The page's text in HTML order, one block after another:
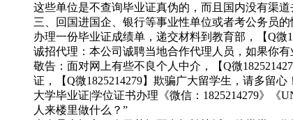
这些单位是不查询毕业证真伪的，而且国内没有渠
三、回国进国企、银行等事业性单位或者考公务员的
办理一份毕业证成绩单，递交材料到教育部，【Q微
诚招代理：本公司诚聘当地合作代理人员，如果你有
敬告：面对网上有些不良个人中介，【Q微
证，【Q微1825214279】欺骗广大留学生，请多留
大学毕业证|学位证书办理《微信：1825214279》《
人来楼里做什么？”